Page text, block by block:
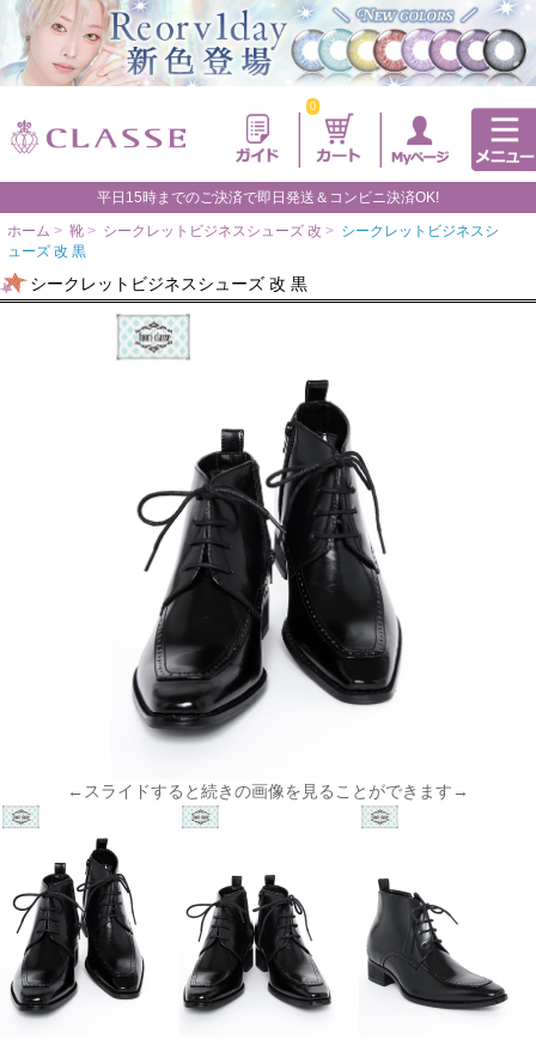
0
平日15時までのご決済で即日発送＆コンビニ決済OK!
ホーム > 靴 > シークレットビジネスシューズ 改 > シークレットビジネスシ
ューズ 改 黒
シークレットビジネスシューズ 改 黒
←スライドすると続きの画像を見ることができます→